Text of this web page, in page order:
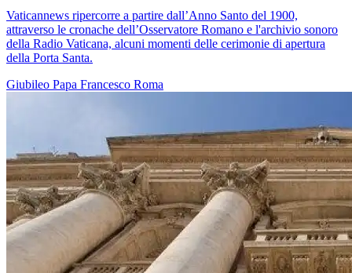
Vaticannews ripercorre a partire dall’Anno Santo del 1900,
attraverso le cronache dell’Osservatore Romano e l'archivio sonoro
della Radio Vaticana, alcuni momenti delle cerimonie di apertura
della Porta Santa.
Giubileo Papa Francesco Roma